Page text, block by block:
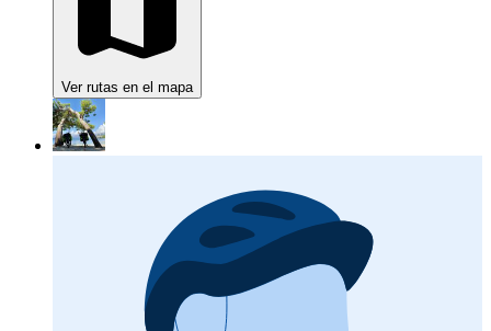
Ver rutas en el mapa